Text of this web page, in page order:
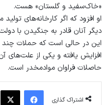
«خاک‌سفید و گلستان» هست.
او افزود که اگر کارخانه‌های
دیگر آنان قادر به جنگیدن با
این در حالی است که حملات چند
افزایش یافته و یکی از علت‌های
حاصلات فراوان موادمخدر است.
اشتراک گذاری
فیس بوک